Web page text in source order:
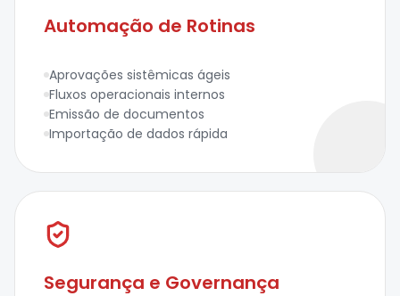
Automação de Rotinas
Aprovações sistêmicas ágeis
Fluxos operacionais internos
Emissão de documentos
Importação de dados rápida
Segurança e Governança